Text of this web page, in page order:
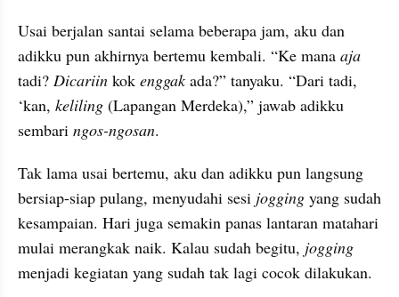
Usai berjalan santai selama beberapa jam, aku dan
adikku pun akhirnya bertemu kembali. “Ke mana aja
tadi? Dicariin kok enggak ada?” tanyaku. “Dari tadi,
‘kan, keliling (Lapangan Merdeka),” jawab adikku
sembari ngos-ngosan.
Tak lama usai bertemu, aku dan adikku pun langsung
bersiap-siap pulang, menyudahi sesi jogging yang sudah
kesampaian. Hari juga semakin panas lantaran matahari
mulai merangkak naik. Kalau sudah begitu, jogging
menjadi kegiatan yang sudah tak lagi cocok dilakukan.